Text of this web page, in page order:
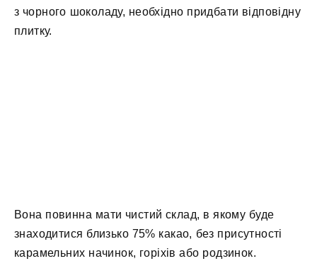
з чорного шоколаду, необхідно придбати відповідну
плитку.
Вона повинна мати чистий склад, в якому буде
знаходитися близько 75% какао, без присутності
карамельних начинок, горіхів або родзинок.